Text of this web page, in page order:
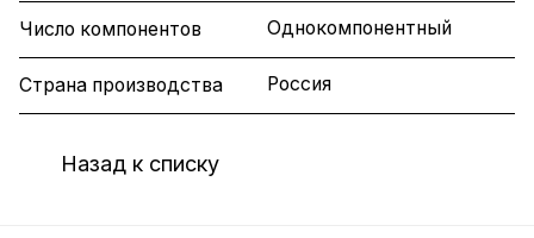
Число компонентов Однокомпонентный
Страна производства Россия
Назад к списку